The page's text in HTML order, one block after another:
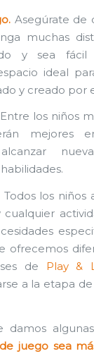
Asegúrate de
muchas
y sea fácil
ideal
y creado por
los niños
mejores
Todos los niños
ofrecemos
de Play &
a la etapa
damos
juego sea